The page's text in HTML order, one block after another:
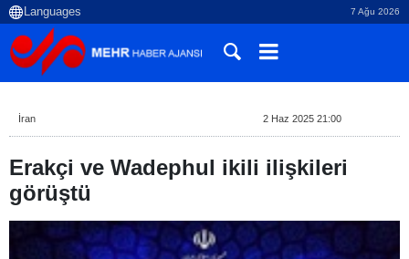
7 Ağu 2026
İran 2 Haz 2025 21:00
Erakçi ve Wadephul ikili ilişkileri
görüştü